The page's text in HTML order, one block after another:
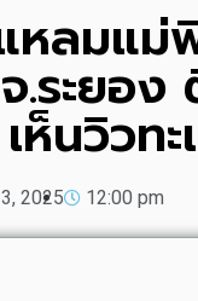
หลมแ
.ระยอง
ห็นวิวทะ
2025 12:00 pm